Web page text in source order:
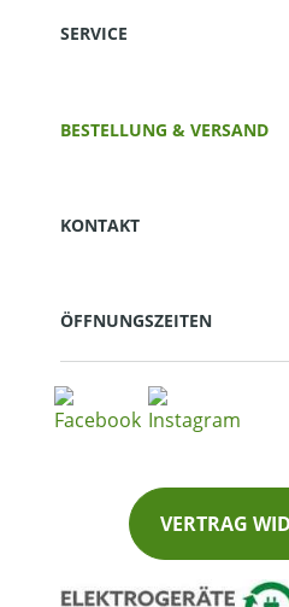
SERVICE
BESTELLUNG & VERSAND
KONTAKT
ÖFFNUNGSZEITEN
VERTRAG